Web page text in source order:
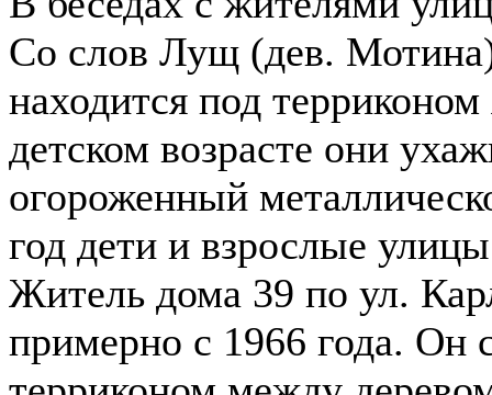
Со слов Лущ (дев. Мотина)
находится под
детском возрасте они
огороженный
год дети и взрослые
Житель дома 39 по ул.
примерно с 1966 года. Он